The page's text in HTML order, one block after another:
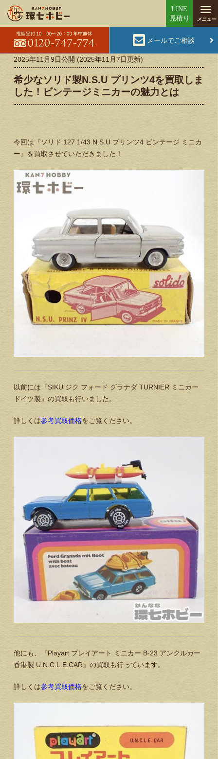
メールでご相談
2025年11月9日公開 (2025年11月7日更新)
希少なソリド製N.S.U プリンツ4を買取しま
した！ビンテージミニカーの魅力とは
今回は『ソリド 127 1/43 N.S.U プリンツ4 ビンテージ ミニカ
ー』を買取させていただきました！
以前には『SIKU ジク フォード グラナダ TURNIER ミニカー
ドイツ製』の買取も行いました。
詳しくは参考買取価格をご覧ください。
他にも、『Playart プレイアート ミニカー B-23 アンクルカー
香港製 U.N.C.L.E.CAR』の買取も行っています。
詳しくは参考買取価格をご覧ください。